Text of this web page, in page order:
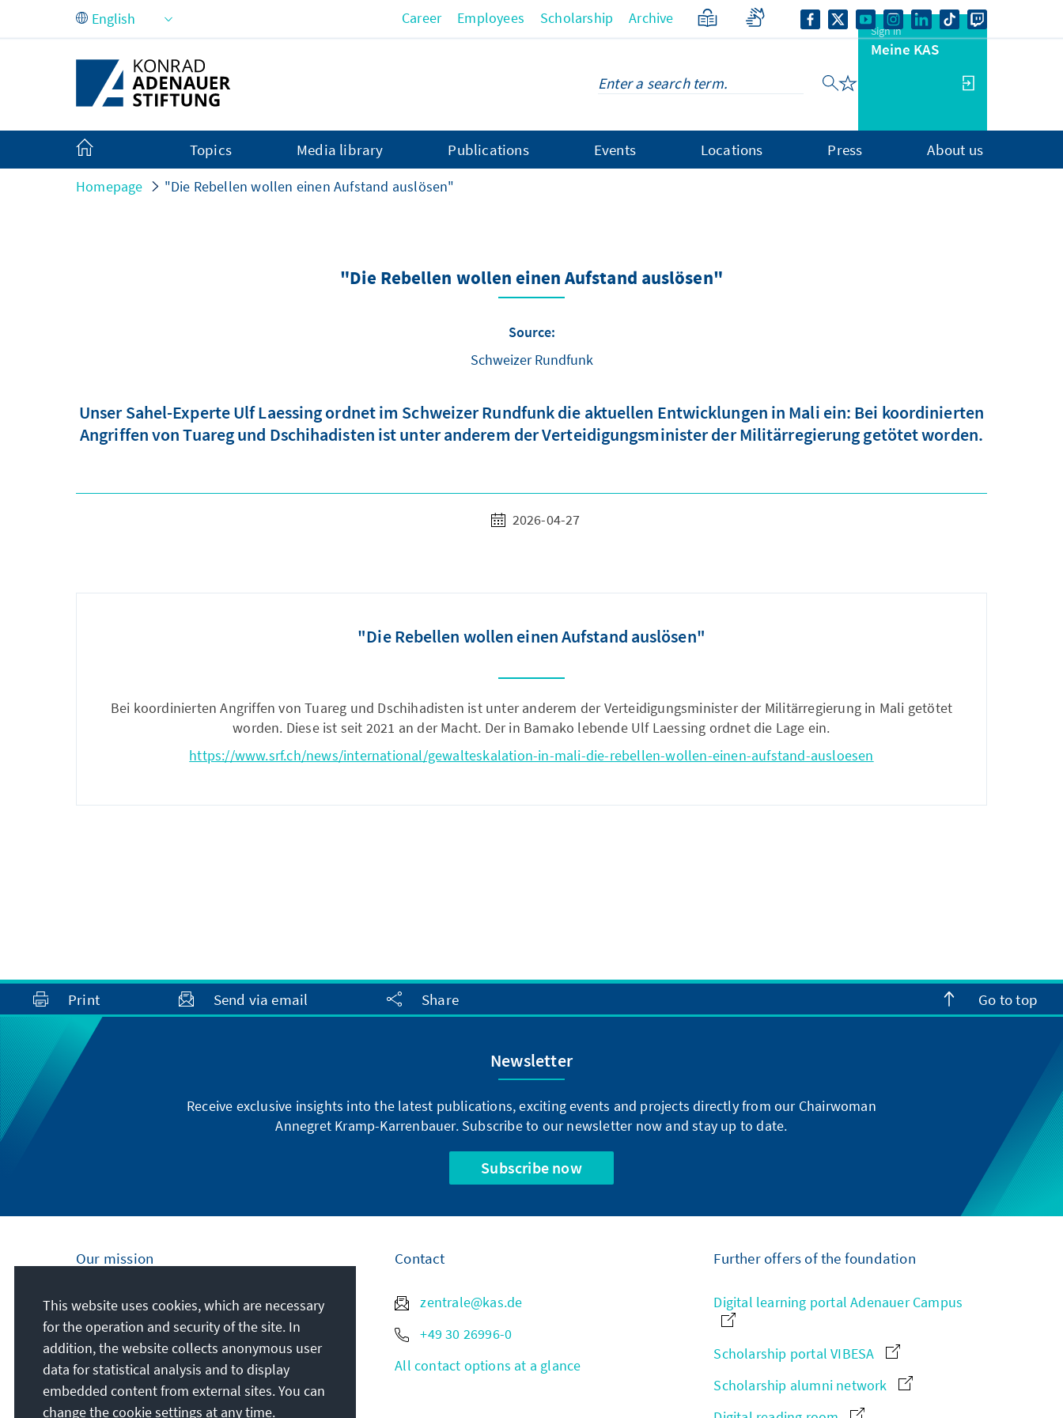
Skip to Main Content Career Employees Scholarship Archive
Sign in
Meine KAS
Topics Media library Publications Events Locations Press About us
Homepage "Die Rebellen wollen einen Aufstand auslösen"
"Die Rebellen wollen einen Aufstand auslösen"
Source:
Schweizer Rundfunk
Unser Sahel-Experte Ulf Laessing ordnet im Schweizer Rundfunk die aktuellen Entwicklungen in Mali ein: Bei koordinierten
Angriffen von Tuareg und Dschihadisten ist unter anderem der Verteidigungsminister der Militärregierung getötet worden.
2026-04-27
"Die Rebellen wollen einen Aufstand auslösen"
Bei koordinierten Angriffen von Tuareg und Dschihadisten ist unter anderem der Verteidigungsminister der Militärregierung in Mali getötet
worden. Diese ist seit 2021 an der Macht. Der in Bamako lebende Ulf Laessing ordnet die Lage ein.
https://www.srf.ch/news/international/gewalteskalation-in-mali-die-rebellen-wollen-einen-aufstand-ausloesen
Print Send via email Share Go to top
Newsletter
Receive exclusive insights into the latest publications, exciting events and projects directly from our Chairwoman
Annegret Kramp-Karrenbauer. Subscribe to our newsletter now and stay up to date.
Subscribe now
Our mission
Nationally and internationally, the Konrad
Adenauer Foundation is committed to
achieving and maintaining peace, freedom
and justice through political education. We
promote and preserve free democracy, the
social market economy, and the
Contact
zentrale@kas.de
+49 30 26996-0
All contact options at a glance
Further offers of the foundation
Digital learning portal Adenauer Campus
Scholarship portal VIBESA
Scholarship alumni network
This website uses cookies, which are necessary
for the operation and security of the site. In
addition, the website collects anonymous user
data for statistical analysis and to display
embedded content from external sites. You can
change the cookie settings at any time.